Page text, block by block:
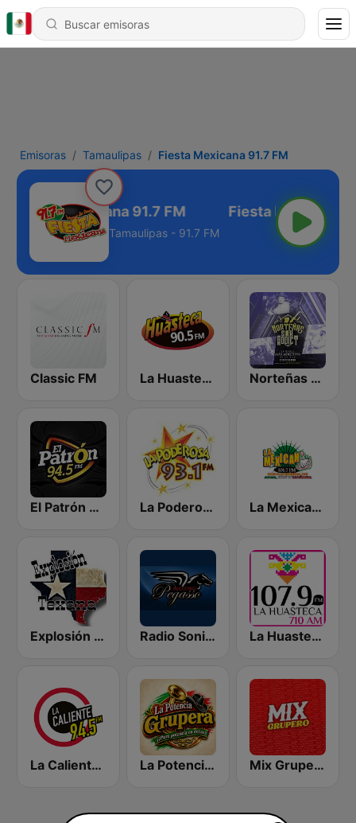
Emisoras Tamaulipas Fiesta Mexicana 91.7 FM
Fiesta Mexicana 91.7 FM
Tamaulipas - 91.7 FM
Classic FM La Huasteca 90.5 FM Norteñas Sax Addict
El Patrón 94.5 FM La Poderosa 93.1 FM La Mexicana 101.7 FM
Explosión Texana Radio Sonido Pegasso La Huasteca 710 AM
La Caliente 94.5 FM | Tampico La Potencia Grupera Mix Grupero